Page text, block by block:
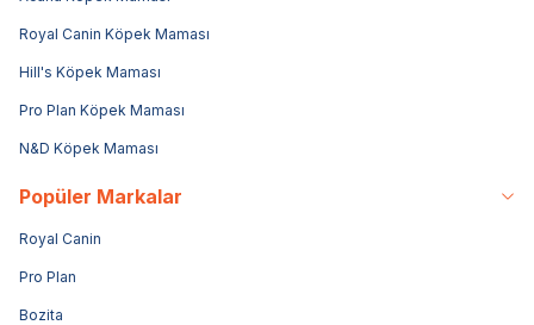
Royal Canin Köpek Maması
Hill's Köpek Maması
Pro Plan Köpek Maması
N&D Köpek Maması
Popüler Markalar
Royal Canin
Pro Plan
Bozita